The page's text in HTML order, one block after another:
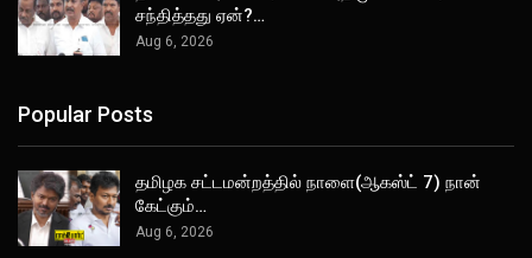
சந்தித்தது ஏன்?…
Aug 6, 2026
Popular Posts
தமிழக சட்டமன்றத்தில் நாளை(ஆகஸ்ட் 7) நான்
கேட்கும்…
Aug 6, 2026